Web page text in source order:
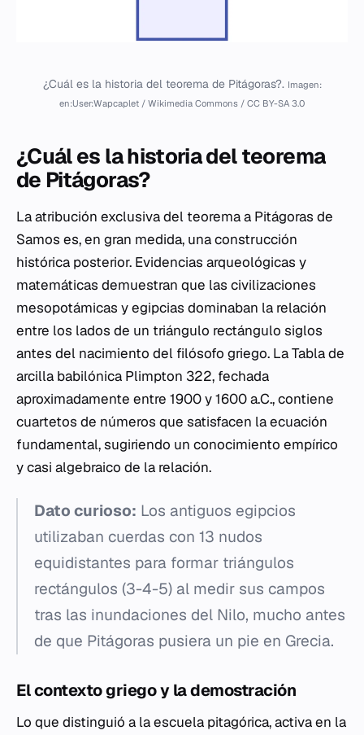
¿Cuál es la historia del teorema de Pitágoras?. Imagen:
en:User:Wapcaplet / Wikimedia Commons / CC BY-SA 3.0
¿Cuál es la historia del teorema
de Pitágoras?
La atribución exclusiva del teorema a Pitágoras de
Samos es, en gran medida, una construcción
histórica posterior. Evidencias arqueológicas y
matemáticas demuestran que las civilizaciones
mesopotámicas y egipcias dominaban la relación
entre los lados de un triángulo rectángulo siglos
antes del nacimiento del filósofo griego. La Tabla de
arcilla babilónica Plimpton 322, fechada
aproximadamente entre 1900 y 1600 a.C., contiene
cuartetos de números que satisfacen la ecuación
fundamental, sugiriendo un conocimiento empírico
y casi algebraico de la relación.
Dato curioso: Los antiguos egipcios
utilizaban cuerdas con 13 nudos
equidistantes para formar triángulos
rectángulos (3-4-5) al medir sus campos
tras las inundaciones del Nilo, mucho antes
de que Pitágoras pusiera un pie en Grecia.
El contexto griego y la demostración
Lo que distinguió a la escuela pitagórica, activa en la